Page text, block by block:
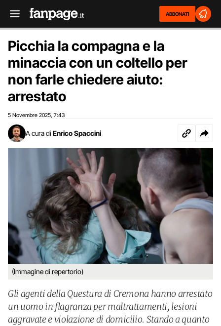
ABBONATI
Picchia la compagna e la
minaccia con un coltello per
non farle chiedere aiuto:
arrestato
5 Novembre 2025 7:43
A cura di Enrico Spaccini
(Immagine di repertorio)
Gli agenti della Questura di Cremona hanno arrestato
un uomo in flagranza per maltrattamenti, lesioni
aggravate e violazione di domicilio. Stando a quanto